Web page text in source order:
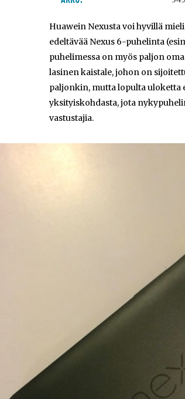
Huawein Nexusta voi hyvillä
edeltävää Nexus 6-puhelinta
puhelimessa on myös paljon
lasinen kaistale, johon on
paljonkin, mutta lopulta uloketta
yksityiskohdasta, jota
vastustajia.